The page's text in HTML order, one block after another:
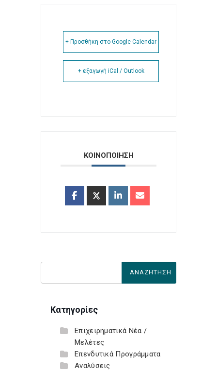
+ Προσθήκη στο Google Calendar
+ εξαγωγή iCal / Outlook
ΚΟΙΝΟΠΟΙΗΣΗ
Κατηγορίες
Επιχειρηματικά Νέα /
Μελέτες
Επενδυτικά Προγράμματα
Αναλύσεις